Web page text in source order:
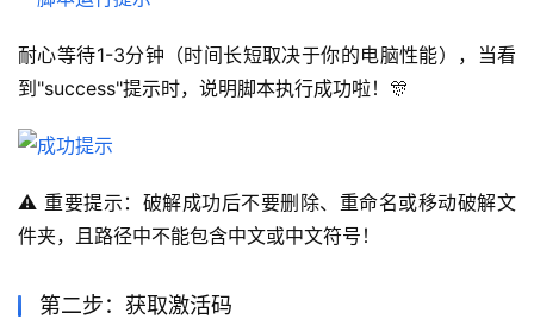
耐心等待1-3分钟（时间长短取决于你的电脑性能），当看
到"success"提示时，说明脚本执行成功啦！🎊
⚠️ 重要提示：破解成功后不要删除、重命名或移动破解文
件夹，且路径中不能包含中文或中文符号！
第二步：获取激活码